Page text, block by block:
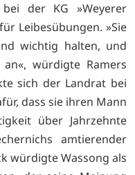
der KG »Weyerer
Leibesübungen. »Sie
wichtig halten, und
würdigte Ramers
sich der Landrat bei
dass sie ihren Mann
über Jahrzehnte
amtierender
würdigte Wassong als